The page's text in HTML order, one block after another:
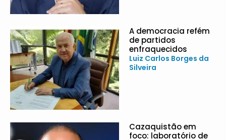
A democracia refém
de partidos
enfraquecidos
Luiz Carlos Borges da
Silveira
Cazaquistão em
foco: laboratório de